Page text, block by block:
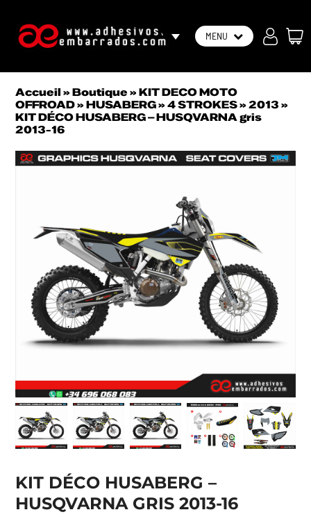
FR MENU
Accueil » Boutique » KIT DECO MOTO
OFFROAD » HUSABERG »4 STROKES »2013 »
KIT DÉCO HUSABERG – HUSQVARNA gris
2013-16
KIT DÉCO HUSABERG –
HUSQVARNA GRIS 2013-16